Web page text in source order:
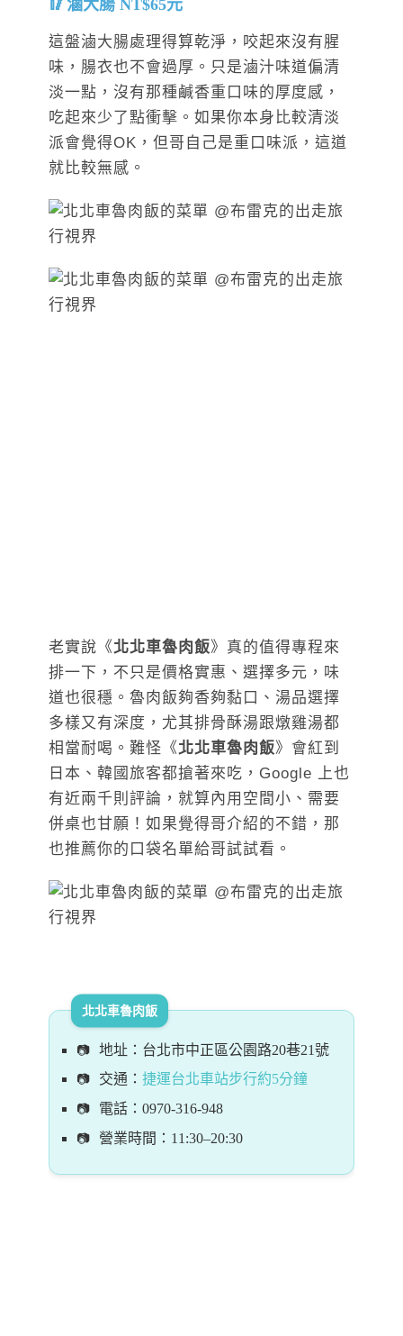
滷大腸 NT$65元
這盤滷大腸處理得算乾淨，咬起來沒有腥
味，腸衣也不會過厚。只是滷汁味道偏清
淡一點，沒有那種鹹香重口味的厚度感，
吃起來少了點衝擊。如果你本身比較清淡
派會覺得OK，但哥自己是重口味派，這道
就比較無感。
老實說《北北車魯肉飯》真的值得專程來
排一下，不只是價格實惠、選擇多元，味
道也很穩。魯肉飯夠香夠黏口、湯品選擇
多樣又有深度，尤其排骨酥湯跟燉雞湯都
相當耐喝。難怪《北北車魯肉飯》會紅到
日本、韓國旅客都搶著來吃，Google 上也
有近兩千則評論，就算內用空間小、需要
併桌也甘願！如果覺得哥介紹的不錯，那
也推薦你的口袋名單給哥試試看。
北北車魯肉飯
地址：台北市中正區公園路20巷21號
交通： 捷運台北車站步行約5分鐘
電話：0970-316-948
營業時間：11:30–20:30